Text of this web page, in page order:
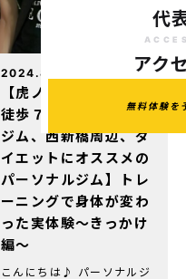
代
アク
無料体験を
2024.8.17
【虎ノ門ヒルズ駅から
徒歩７分のパーソナル
ジム、西新橋周辺、ダ
イエットにオススメの
パーソナルジム】トレ
ーニングで身体が変わ
った実体験〜きっかけ
編〜
こんにちは♪ パーソナルジ